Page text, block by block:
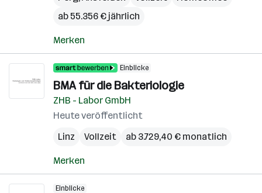
ab 55.356 € jährlich
Merken
Einblicke
BMA für die Bakteriologie
ZHB - Labor GmbH
Heute veröffentlicht
Linz
Vollzeit ab 3.729,40 € monatlich
Merken
Einblicke